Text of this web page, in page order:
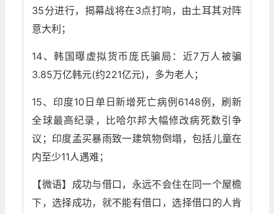
35分进行，揭幕战将在3点打响，由土耳其对阵
意大利；
14、韩国曝虚拟货币庞氏骗局：近7万人被骗
3.85万亿韩元(约221亿元)，多为老人；
15、印度10日单日新增死亡病例6148例，刷新
全球最高纪录，比哈尔邦大幅修改病死数引争
议；印度孟买暴雨致一建筑物倒塌，包括儿童在
内至少11人遇难；
【微语】成功与借口，永远不会住在同一个屋檐
下，选择成功，就不能有借口，选择借口的人肯